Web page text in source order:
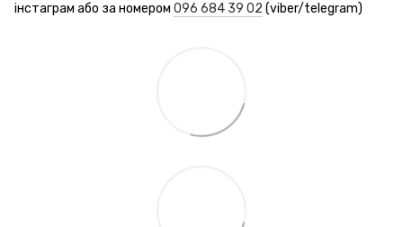
інстаграм або за номером 096 684 39 02 (viber/telegram)